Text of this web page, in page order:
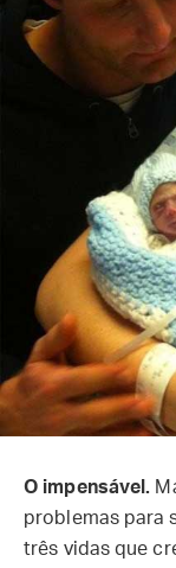
O impensável.
problemas para
três vidas que